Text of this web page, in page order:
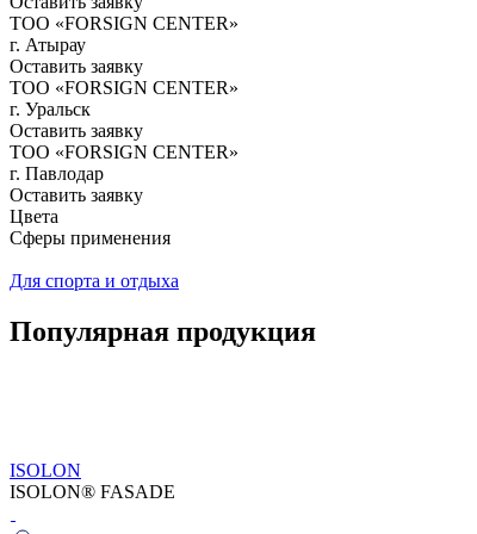
ТОО «FORSIGN CENTER»
г. Атырау
Оставить заявку
ТОО «FORSIGN CENTER»
г. Уральск
Оставить заявку
ТОО «FORSIGN CENTER»
г. Павлодар
Оставить заявку
Цвета
Сферы применения
Для спорта и отдыха
Популярная продукция
ISOLON
ISOLON® FASADE